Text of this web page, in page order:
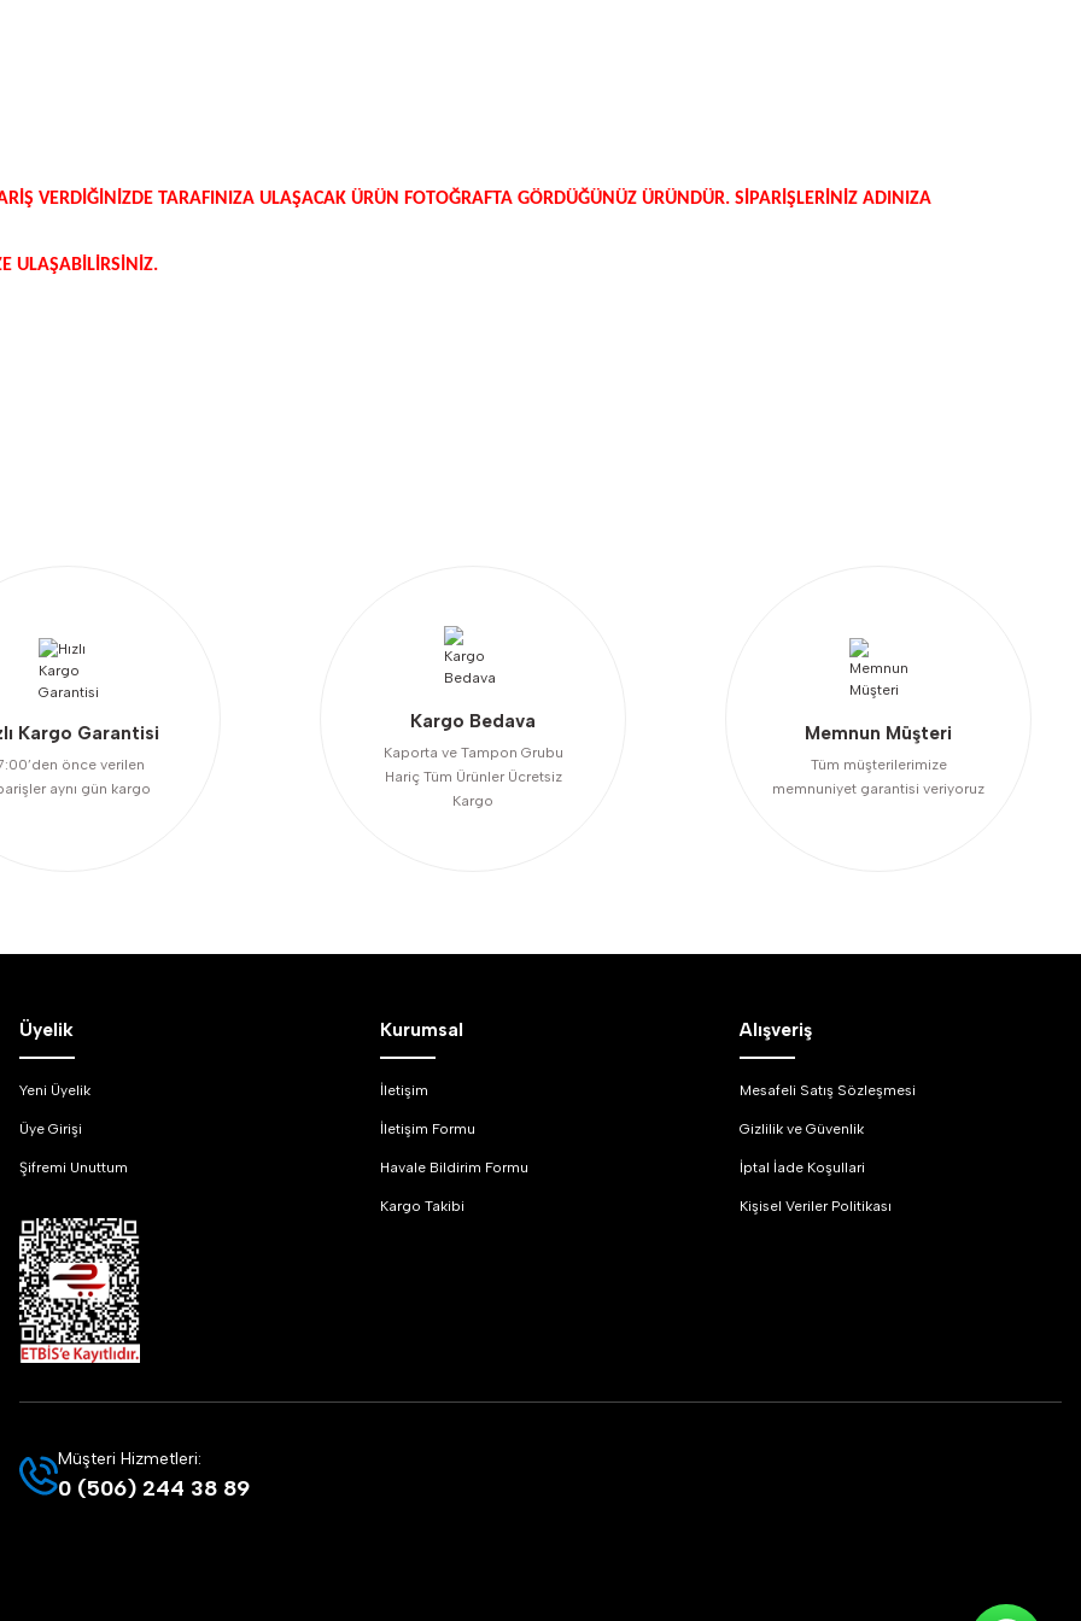
VERDİĞİNİZDE TARAFINIZA ULAŞACAK ÜRÜN FOTOĞRAFTA GÖRDÜĞÜNÜZ ÜRÜNDÜR. SİPARİŞLERİNİZ ADINIZA
ULAŞABİLİRSİNİZ.
Kargo Garantisi
önce verilen
aynı gün kargo
Kargo Bedava
Kaporta ve Tampon Grubu
Hariç Tüm Ürünler Ücretsiz
Kargo
Memnun Müşteri
Tüm müşterilerimize
memnuniyet garantisi veriyoruz
Üyelik
Yeni Üyelik
Üye Girişi
Şifremi Unuttum
Kurumsal
İletişim
İletişim Formu
Havale Bildirim Formu
Kargo Takibi
Alışveriş
Mesafeli Satış Sözleşmesi
Gizlilik ve Güvenlik
İptal İade Koşullari
Kişisel Veriler Politikası
Müşteri Hizmetleri:
0 (506) 244 38 89